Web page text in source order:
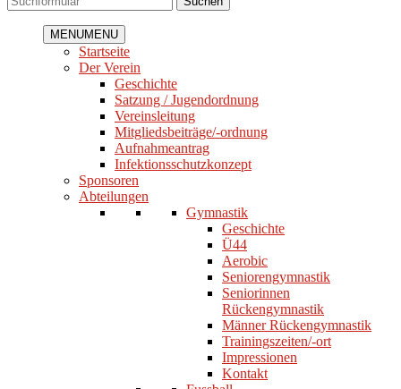
MENUMENU
Startseite
Der Verein
Geschichte
Satzung / Jugendordnung
Vereinsleitung
Mitgliedsbeiträge/-ordnung
Aufnahmeantrag
Infektionsschutzkonzept
Sponsoren
Abteilungen
Gymnastik
Geschichte
Ü44
Aerobic
Seniorengymnastik
Seniorinnen
Rückengymnastik
Männer Rückengymnastik
Trainingszeiten/-ort
Impressionen
Kontakt